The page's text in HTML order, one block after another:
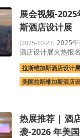
展会视频-
斯酒店设计展
[2025-10-23] 2025
酒店设计展火热报
拉斯维加斯酒店设计展
美国拉斯维加斯酒店
热展推荐 | 酒
袭-2026 年美